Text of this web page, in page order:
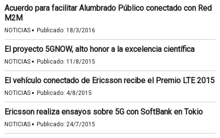
Acuerdo para facilitar Alumbrado Público conectado con Red
M2M
NOTICIAS · Publicado: 18/3/2016
El proyecto 5GNOW, alto honor a la excelencia científica
NOTICIAS · Publicado: 11/8/2015
El vehículo conectado de Ericsson recibe el Premio LTE 2015
NOTICIAS · Publicado: 4/8/2015
Ericsson realiza ensayos sobre 5G con SoftBank en Tokio
NOTICIAS · Publicado: 24/7/2015